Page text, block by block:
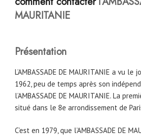
MAURITANIE
Présentation
L’AMBASSADE DE MAURITANIE a vu le
1962, peu de temps après son
l’AMBASSADE DE MAURITANIE. La
situé dans le 8e arrondissement de
C’est en 1979, que l’AMBASSADE DE